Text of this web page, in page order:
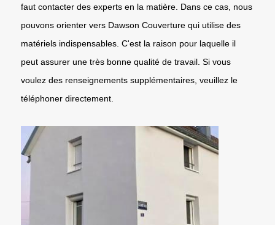
faut contacter des experts en la matière. Dans ce cas, nous
pouvons orienter vers Dawson Couverture qui utilise des
matériels indispensables. C'est la raison pour laquelle il
peut assurer une très bonne qualité de travail. Si vous
voulez des renseignements supplémentaires, veuillez le
téléphoner directement.